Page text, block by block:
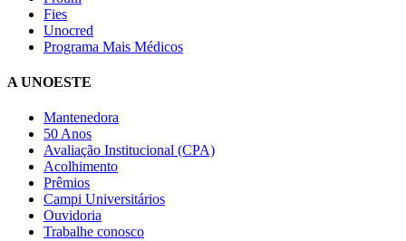
Fies
Unocred
Programa Mais Médicos
A UNOESTE
Mantenedora
50 Anos
Avaliação Institucional (CPA)
Acolhimento
Prêmios
Campi Universitários
Ouvidoria
Trabalhe conosco